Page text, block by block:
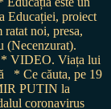
Educației, proiect
ratat noi, presa,
(Necenzurat).
* VIDEO. Viața lui
* Ce căuta, pe 19
PUTIN la
coronavirus